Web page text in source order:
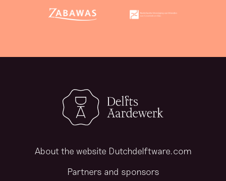
About the website Dutchdelftware.com
Partners and sponsors